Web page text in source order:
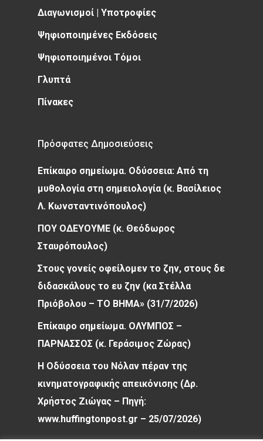
Διαγωνισμοί | Υποτροφίες
Ψηφιοποιημένες Εκδόσεις
Ψηφιοποιημένοι Τόμοι
Γλυπτά
Πίνακες
Πρόσφατες Δημοσιεύσεις
Επίκαιρο σημείωμα. Οδύσσεια: Από τη
μυθολογία στη σημειολογία (κ. Βασίλειος
Λ. Κωνσταντινόπουλος)
ΠΟΥ ΟΔΕΥΟΥΜΕ (κ. Θεόδωρος
Σταυρόπουλος)
Στους γονείς οφείλομεν το ζην, στους δε
διδασκάλους το ευ ζην (κα Στέλλα
Πριόβολου – ΤΟ ΒΗΜΑ» (31/7/2026)
Επίκαιρο σημείωμα. ΟΛΥΜΠΟΣ –
ΠΑΡΝΑΣΣΟΣ (κ. Γεράσιμος Ζώρας)
Η Οδύσσεια του Νόλαν πέραν της
κινηματογραφικής απεικόνισης (Δρ.
Χρήστος Ζιώγας – Πηγή:
www.huffingtonpost.gr – 25/07/2026)